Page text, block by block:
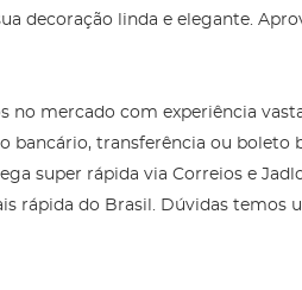
decoração linda e elegante.
no mercado com experiência
transferência ou boleto
super rápida via Correios e
do Brasil. Dúvidas temos